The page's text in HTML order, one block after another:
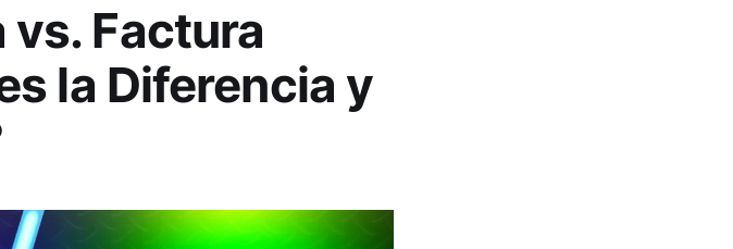
vs. Factura
la Diferencia y